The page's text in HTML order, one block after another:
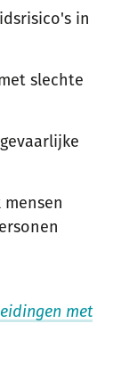
in
slechte
gevaarlijke
mensen
met